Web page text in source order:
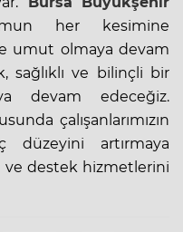
her kesimine
umut olmaya devam
sağlıklı ve bilinçli bir
devam edeceğiz.
çalışanlarımızın
düzeyini artırmaya
ve destek hizmetlerini